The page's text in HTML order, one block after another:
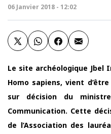
06 Janvier 2018 - 12:02
Le site archéologique Jbel
Homo sapiens, vient
sur décision du
Communication. Cette
de l’Association des